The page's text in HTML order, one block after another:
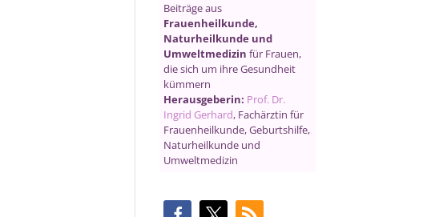
Beiträge aus
Frauenheilkunde,
Naturheilkunde und
Umweltmedizin für Frauen,
die sich um ihre Gesundheit
kümmern
Herausgeberin: Prof. Dr.
Ingrid Gerhard, Fachärztin für
Frauenheilkunde, Geburtshilfe,
Naturheilkunde und
Umweltmedizin